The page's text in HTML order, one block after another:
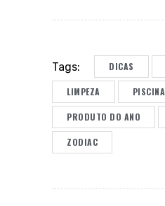
Tags: DICAS
LIMPEZA PISCINA
PRODUTO DO ANO
ZODIAC